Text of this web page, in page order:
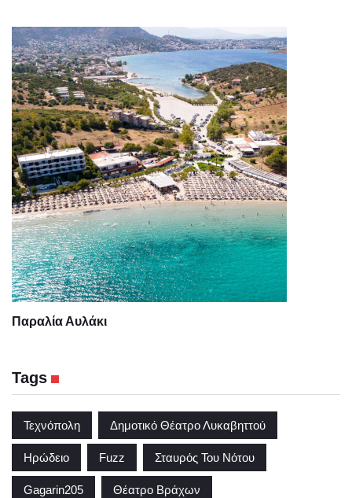
Παραλία Αυλάκι
Tags
Τεχνόπολη Δημοτικό Θέατρο Λυκαβηττού
Ηρώδειο Fuzz Σταυρός Του Νότου
Gagarin205 Θέατρο Βράχων